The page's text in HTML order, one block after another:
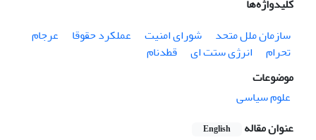
کلیدواژه‌ها
سازمان ملل متحد
شورای امنیت عملکرد حقوقا
عرجام
تحرام
انرژی ستت ای
قطدنام
موضوعات
علوم سیاسی
عنوان مقاله
English